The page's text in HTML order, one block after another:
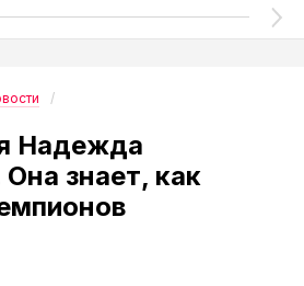
Надежда
знает, как